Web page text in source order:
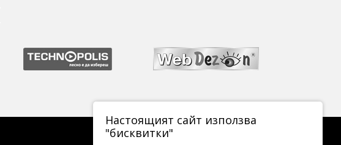
Настоящият сайт използва
"бисквитки"